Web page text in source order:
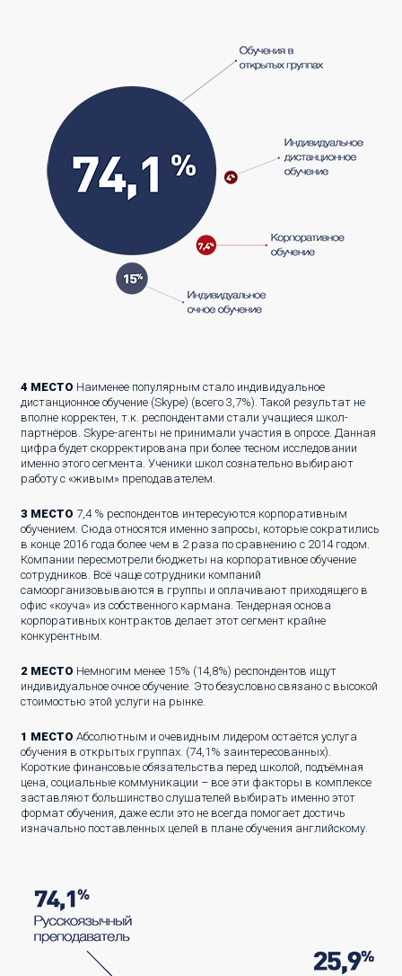
4 МЕСТО Наименее популярным стало индивидуальное
дистанционное обучение (Skype) (всего 3,7%). Такой результат не
вполне корректен, т.к. респондентами стали учащиеся школ-
партнёров. Skype-агенты не принимали участия в опросе. Данная
цифра будет скорректирована при более тесном исследовании
именно этого сегмента. Ученики школ сознательно выбирают
работу с «живым» преподавателем.
3 МЕСТО 7,4 % респондентов интересуются корпоративным
обучением. Сюда относятся именно запросы, которые сократились
в конце 2016 года более чем в 2 раза по сравнению с 2014 годом.
Компании пересмотрели бюджеты на корпоративное обучение
сотрудников. Всё чаще сотрудники компаний
самоорганизовываются в группы и оплачивают приходящего в
офис «коуча» из собственного кармана. Тендерная основа
корпоративных контрактов делает этот сегмент крайне
конкурентным.
2 МЕСТО Немногим менее 15% (14,8%) респондентов ищут
индивидуальное очное обучение. Это безусловно связано с высокой
стоимостью этой услуги на рынке.
1 МЕСТО Абсолютным и очевидным лидером остаётся услуга
обучения в открытых группах. (74,1% заинтересованных).
Короткие финансовые обязательства перед школой, подъёмная
цена, социальные коммуникации – все эти факторы в комплексе
заставляют большинство слушателей выбирать именно этот
формат обучения, даже если это не всегда помогает достичь
изначально поставленных целей в плане обучения английскому.